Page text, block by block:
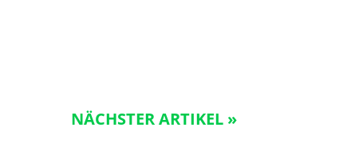
NÄCHSTER ARTIKEL »